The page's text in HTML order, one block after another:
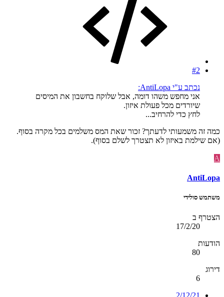
#2
נכתב ע"י AntiLopa:
אני מחפש משהו דומה, אבל שלוקח בחשבון את המיסים
שיורדים מכל פעולת איזון.
לחץ כדי להרחיב...
כמה זה משמעותי לדעתך? זכור שאת המס משלמים בכל מקרה בסוף.
(אם שילמת באיזון לא תצטרך לשלם בסוף).
A
AntiLopa
משתמש סולידי
הצטרף ב
17/2/20
הודעות
80
דירוג
6
2/12/21